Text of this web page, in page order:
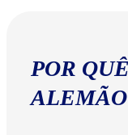
POR